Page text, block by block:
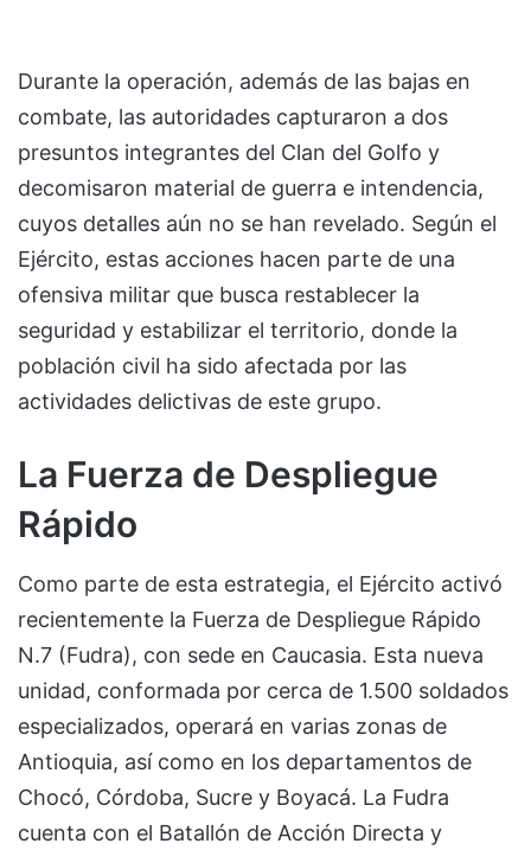
Durante la operación, además de las bajas en
combate, las autoridades capturaron a dos
presuntos integrantes del Clan del Golfo y
decomisaron material de guerra e intendencia,
cuyos detalles aún no se han revelado. Según el
Ejército, estas acciones hacen parte de una
ofensiva militar que busca restablecer la
seguridad y estabilizar el territorio, donde la
población civil ha sido afectada por las
actividades delictivas de este grupo.
La Fuerza de Despliegue
Rápido
Como parte de esta estrategia, el Ejército activó
recientemente la Fuerza de Despliegue Rápido
N.7 (Fudra), con sede en Caucasia. Esta nueva
unidad, conformada por cerca de 1.500 soldados
especializados, operará en varias zonas de
Antioquia, así como en los departamentos de
Chocó, Córdoba, Sucre y Boyacá. La Fudra
cuenta con el Batallón de Acción Directa y